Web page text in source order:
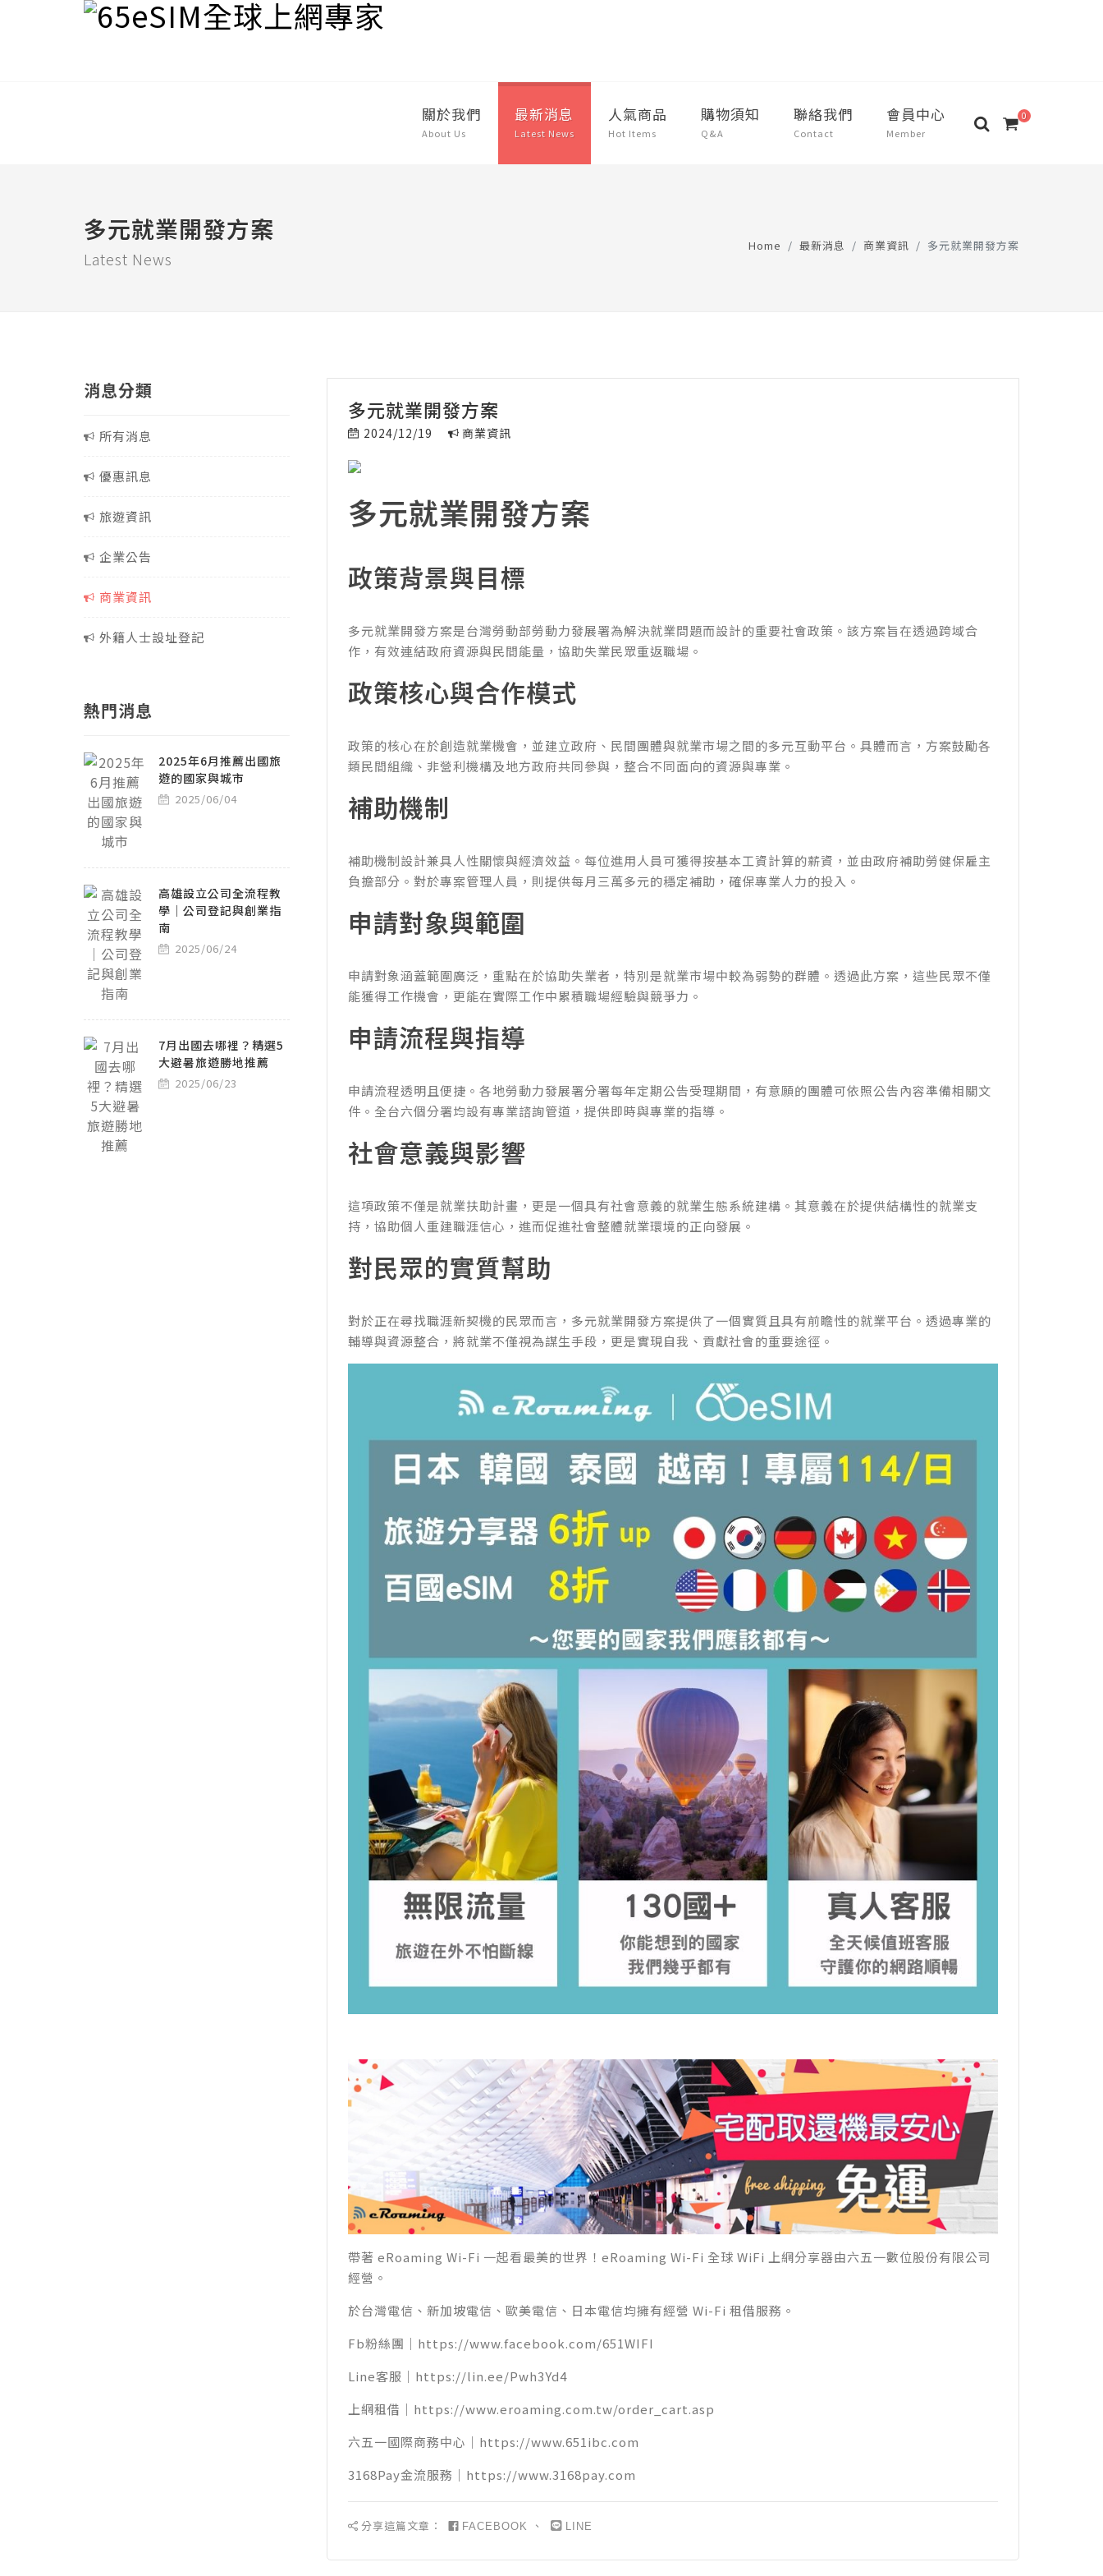
關於我們
About Us
最新消息
Latest News
人氣商品
Hot Items
購物須知
Q&A
聯絡我們
Contact
會員中心
Member
0
多元就業開發方案
Latest News
Home 最新消息 商業資訊 多元就業開發方案
多元就業開發方案
2024/12/19 商業資訊
多元就業開發方案
政策背景與目標
多元就業開發方案是台灣勞動部勞動力發展署為解決就業問題而設計的重要社會政策。該方案旨在透過跨域合
作，有效連結政府資源與民間能量，協助失業民眾重返職場。
政策核心與合作模式
政策的核心在於創造就業機會，並建立政府、民間團體與就業市場之間的多元互動平台。具體而言，方案鼓勵各
類民間組織、非營利機構及地方政府共同參與，整合不同面向的資源與專業。
補助機制
補助機制設計兼具人性關懷與經濟效益。每位進用人員可獲得按基本工資計算的薪資，並由政府補助勞健保雇主
負擔部分。對於專案管理人員，則提供每月三萬多元的穩定補助，確保專業人力的投入。
申請對象與範圍
申請對象涵蓋範圍廣泛，重點在於協助失業者，特別是就業市場中較為弱勢的群體。透過此方案，這些民眾不僅
能獲得工作機會，更能在實際工作中累積職場經驗與競爭力。
申請流程與指導
申請流程透明且便捷。各地勞動力發展署分署每年定期公告受理期間，有意願的團體可依照公告內容準備相關文
件。全台六個分署均設有專業諮詢管道，提供即時與專業的指導。
社會意義與影響
這項政策不僅是就業扶助計畫，更是一個具有社會意義的就業生態系統建構。其意義在於提供結構性的就業支
持，協助個人重建職涯信心，進而促進社會整體就業環境的正向發展。
對民眾的實質幫助
對於正在尋找職涯新契機的民眾而言，多元就業開發方案提供了一個實質且具有前瞻性的就業平台。透過專業的
輔導與資源整合，將就業不僅視為謀生手段，更是實現自我、貢獻社會的重要途徑。
帶著 eRoaming Wi-Fi 一起看最美的世界！eRoaming Wi-Fi 全球 WiFi 上網分享器由六五一數位股份有限公司
經營。
於台灣電信、新加坡電信、歐美電信、日本電信均擁有經營 Wi-Fi 租借服務。
Fb粉絲團｜ https://www.facebook.com/651WIFI
Line客服｜ https://lin.ee/Pwh3Yd4
上網租借｜ https://www.eroaming.com.tw/order_cart.asp
六五一國際商務中心｜ https://www.651ibc.com
3168Pay金流服務｜ https://www.3168pay.com
分享這篇文章： FACEBOOK 、 LINE
消息分類
所有消息
優惠訊息
旅遊資訊
企業公告
商業資訊
外籍人士設址登記
熱門消息
2025年6月推薦出國旅
遊的國家與城市
2025/06/04
高雄設立公司全流程教
學｜公司登記與創業指
南
2025/06/24
7月出國去哪裡？精選5
大避暑旅遊勝地推薦
2025/06/23